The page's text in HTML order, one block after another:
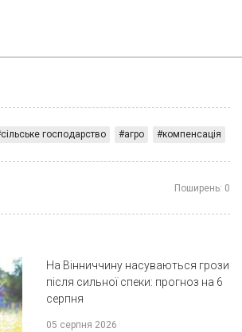
сільське господарство агро компенсація
Поширень: 0
На Вінниччину насуваються грози
після сильної спеки: прогноз на 6
серпня
05 серпня 2026